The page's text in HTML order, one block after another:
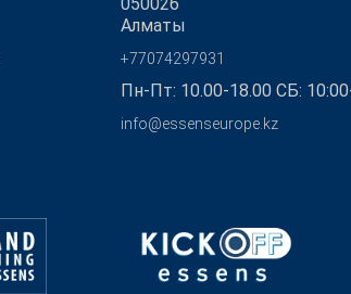
Алматы
+77074297931
Пн-Пт: 10.00-18.00 СБ:
info@essenseurope.kz